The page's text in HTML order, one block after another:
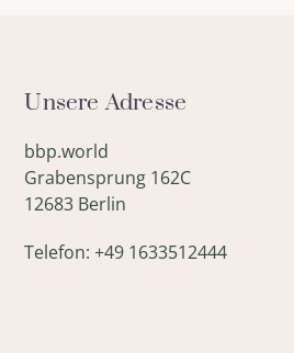
Unsere Adresse
bbp.world
Grabensprung 162C
12683 Berlin
Telefon: +49 1633512444